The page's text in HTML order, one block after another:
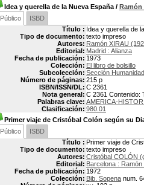
Idea y querella de la Nueva España / Ramón
Público
ISBD
Título : Idea y querella de
Tipo de documento: texto impreso
Autores: Ramón XIRAU
Editorial: Madrid : Alianza
Fecha de publicación: 1973
Colección: El libro de bolsillo
Subcolección: Sección
Número de páginas: 215 p
ISBN/ISSN/DL: C 2361
Nota general: C 2361 Contenido:
Palabras clave: AMERICA-
Clasificación: 980.01
Primer viaje de Cristóbal Colón según su
Público
ISBD
Título : Primer viaje de
Tipo de documento: texto impreso
Autores: Cristóbal COLÓN
Editorial: Barcelona : Ramón
Fecha de publicación: 1972
Colección: Bib. Sopena num.